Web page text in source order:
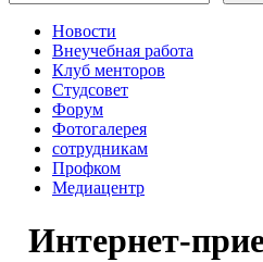
Новости
Внеучебная работа
Клуб менторов
Студсовет
Форум
Фотогалерея
сотрудникам
Профком
Медиацентр
Интернет-